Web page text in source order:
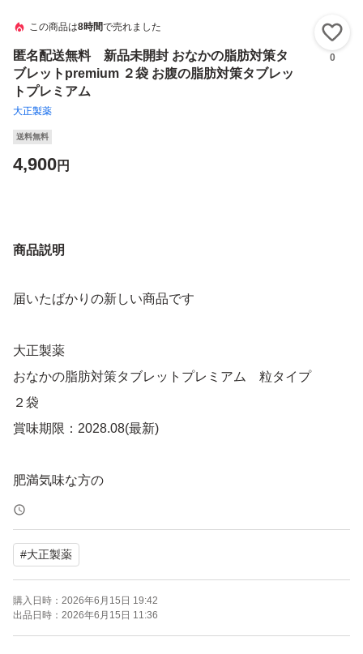
この商品は8時間で売れました
匿名配送無料 新品未開封 おなかの脂肪対策タ
ブレットpremium ２袋 お腹の脂肪対策タブレッ
トプレミアム
大正製薬
0
送料無料
4,900円
商品説明
届いたばかりの新しい商品です
大正製薬
おなかの脂肪対策タブレットプレミアム 粒タイプ
２袋
賞味期限：2028.08(最新)
肥満気味な方の
おなかの脂肪を減らす
食事の糖・脂肪の吸収を抑える
のを助ける新習慣
即購入大歓迎です(^^)
#大正製薬
購入日時： 2026年6月15日 19:42
出品日時： 2026年6月15日 11:36